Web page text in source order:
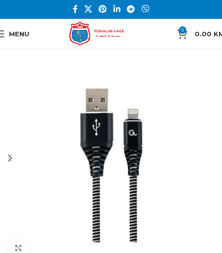
MENU 0 0.00